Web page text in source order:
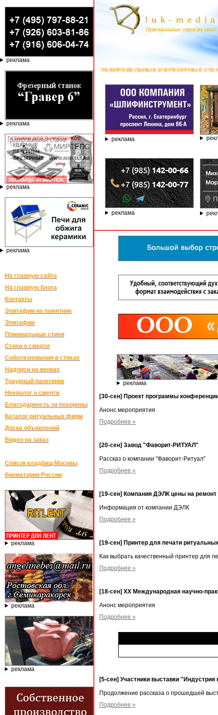
реклама
реклама
реклама
реклама
На главную сайта
На главную блога
Контакты
Эпитафии на памятник
Эпитафии
Поминальные стихи
Стихи о смерти
Соболезнования в стихах
Надписи на венках
Траурный панегирик
Некролог о смерти
Благодарность за похороны
Каталог ритуальных фирм
Доска объявлений
Видео на заказ
Список кладбищ Москвы
Крематории России
реклама
реклама
реклама
ГРАВИРОВАЛЬНЫЕ И ФРЕЗЕРНЫЕ СТАНКИ ПО
реклама
реклама
реклама
[30-сен] Проект программы
Анонс мероприятия
Подробнее »
[20-сен] Завод "Фаворит-РИТУАЛ"
Рассказ о компании "Фаворит-Ритуал"
Подробнее »
[19-сен] Компания ДЭЛК цены на
Информация от компании ДЭЛК
Подробнее »
[19-сен] Принтер для печати
Как выбрать качественный принтер для
Подробнее »
[18-сен] XX Международная научно-
Анонс мероприятия
Подробнее »
[5-сен] Участники выставки
Продолжение рассказа о прошедшей
Подробнее »